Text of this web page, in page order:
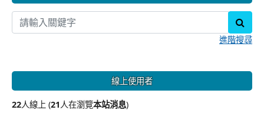
進階搜尋
線上使用者
22人線上 (21人在瀏覽本站消息)